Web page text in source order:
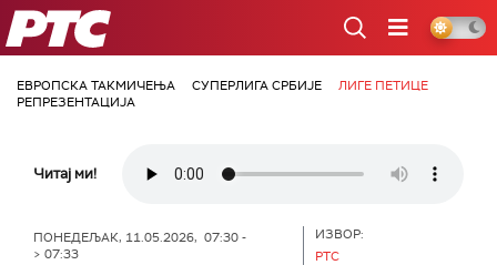
РТС
ЕВРОПСКА ТАКМИЧЕЊА СУПЕРЛИГА СРБИЈЕ
ЛИГЕ ПЕТИЦЕ
РЕПРЕЗЕНТАЦИЈА
Читај ми!
ПОНЕДЕЉАК, 11.05.2026, 07:30 -
> 07:33
ИЗВОР:
РТС